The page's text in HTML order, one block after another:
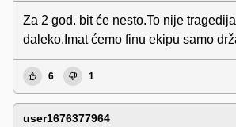
Za 2 god. bit će nesto.To nije
daleko.Imat ćemo finu ekipu samo
6 1
user1676377964